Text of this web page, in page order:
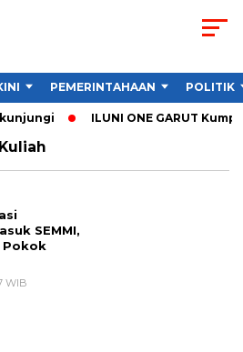
PEMERINTAHAAN POLITIK
ILUNI ONE GARUT
SEMMI,
Pokok
WIB